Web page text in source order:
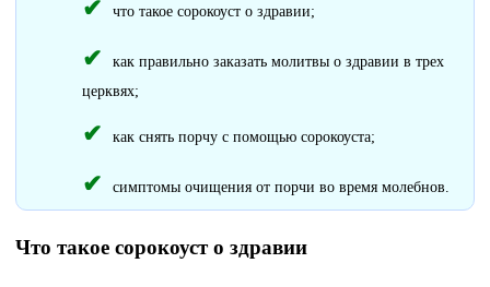
что такое сорокоуст о здравии;
как правильно заказать молитвы о здравии в трех
церквях;
как снять порчу с помощью сорокоуста;
симптомы очищения от порчи во время молебнов.
Что такое сорокоуст о здравии